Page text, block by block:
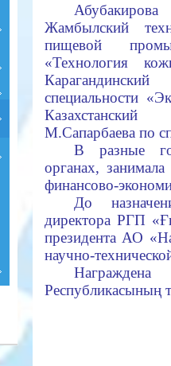
Жамбылский
пищевой
«Технология
специальности
М.Сапарбаева по
В разные
органах,
финансово-
До
директора РГП
президента АО
научно-
Награждена
Республикасының